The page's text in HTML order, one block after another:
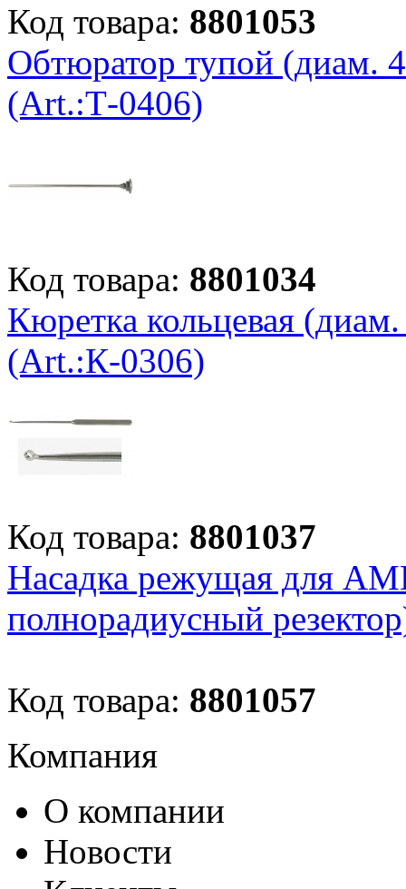
Код товара: 8801053
Обтюратор тупой (диам.
(Art.:Т-0406)
Код товара: 8801034
Кюретка кольцевая
(Art.:К-0306)
Код товара: 8801037
Насадка режущая для
полнорадиусный
Код товара: 8801057
Компания
О компании
Новости